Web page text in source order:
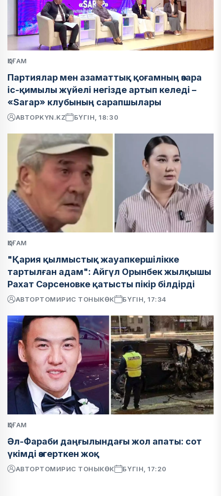
ҚОҒАМ
Партиялар мен азаматтық қоғамның өзара
іс-қимылы жүйелі негізде артып келеді –
«Sarap» клубының сарапшылары
АВТОРKYN.KZ БҮГІН, 18:30
ҚОҒАМ
"Қария қылмыстық жауапкершілікке
тартылған адам": Айгүл Орынбек жылқышы
Рахат Сәрсеновке қатысты пікір білдірді
АВТОРТОМИРИС ТОНЫКӨК БҮГІН, 17:34
ҚОҒАМ
Әл-Фараби даңғылындағы жол апаты: сот
үкімді өзгерткен жоқ
АВТОРТОМИРИС ТОНЫКӨК БҮГІН, 17:20